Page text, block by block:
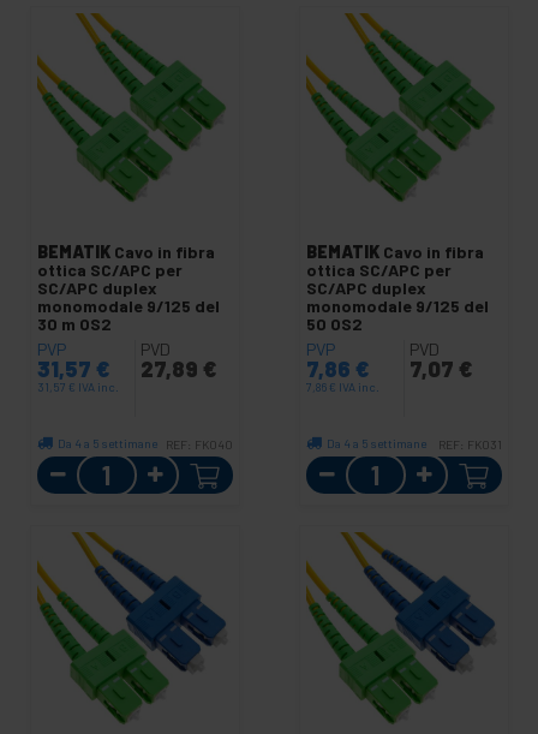
BEMATIK Cavo in fibra
ottica SC/APC per
SC/APC duplex
monomodale 9/125 del
30 m OS2
PVP
31,57 €
31,57 € IVA inc.
PVD
27,89 €
Da 4 a 5 settimane REF: FK040
Quantità
BEMATIK Cavo in fibra
ottica SC/APC per
SC/APC duplex
monomodale 9/125 del
50 OS2
PVP
7,86 €
7,86 € IVA inc.
PVD
7,07 €
Da 4 a 5 settimane REF: FK031
Quantità